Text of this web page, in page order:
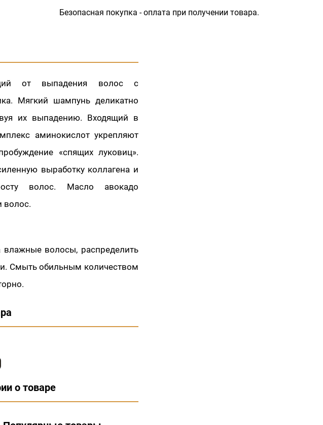
Безопасная покупка - оплата при получении товара.
от выпадения волос с
Мягкий шампунь деликатно
их выпадению. Входящий в
аминокислот укрепляют
«спящих луковиц».
выработку коллагена и
волос. Масло авокадо
волос.
волосы, распределить
Смыть обильным количеством
о товаре